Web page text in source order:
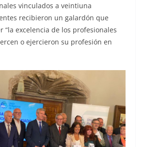
vinculados a veintiuna
recibieron un galardón que
“la excelencia de los profesionales
o ejercieron su profesión en